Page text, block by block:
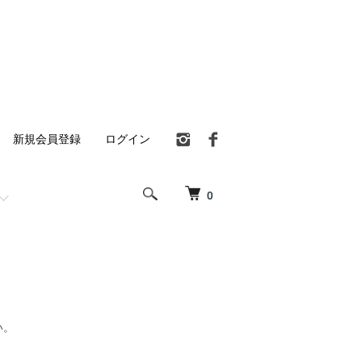
0
新規会員登録 ログイン